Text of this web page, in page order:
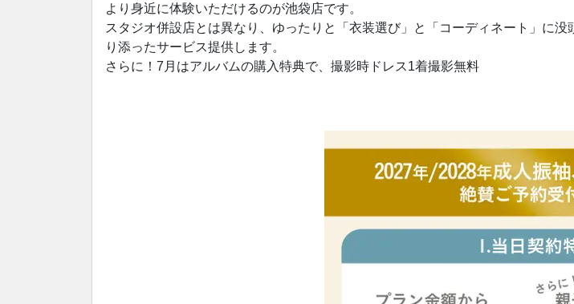
より身近に体験いただけるのが池袋店です。
スタジオ併設店とは異なり、ゆったりと「衣装選び」と「コーディネート」に
り添ったサービス提供します。
さらに！7月はアルバムの購入特典で、撮影時ドレス1着撮影無料